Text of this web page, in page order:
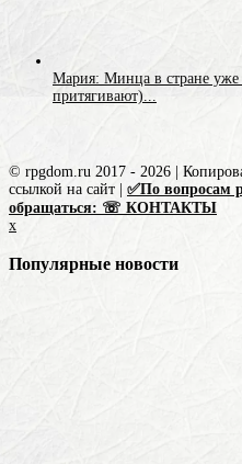
Мария: Минца в стране уже
притягивают)...
© rpgdom.ru 2017 - 2026 |
ссылкой на сайт | ✅По вопросам
обращаться: ☏ КОНТАКТЫ
x
Популярные новости